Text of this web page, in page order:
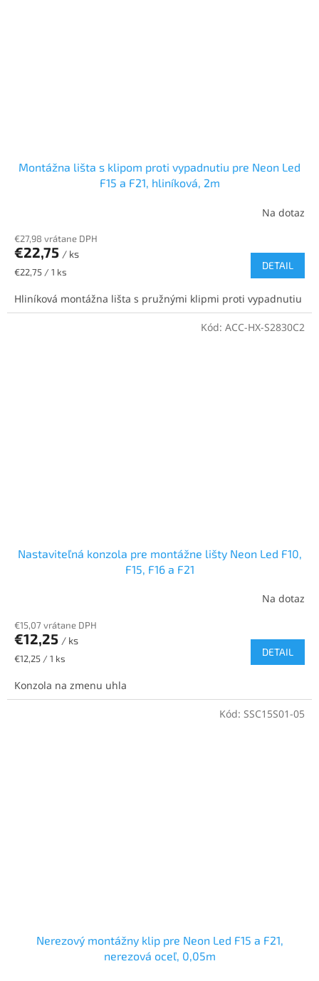
Montážna lišta s klipom proti vypadnutiu pre Neon Led
F15 a F21, hliníková, 2m
Na dotaz
€27,98 vrátane DPH
€22,75 / ks
Jednotková
€22,75 / 1 ks
DETAIL
Hliníková montážna lišta s pružnými klipmi proti vypadnutiu
Nastaviteľná konzola pre montážne lišty Neon Led F10,
F15, F16 a F21
Na dotaz
€15,07 vrátane DPH
€12,25 / ks
Jednotková
€12,25 / 1 ks
DETAIL
Konzola na zmenu uhla
Kód: ACC-HX-S2830C2
Nerezový montážny klip pre Neon Led F15 a F21,
nerezová oceľ, 0,05m
Kód: SSC15S01-05